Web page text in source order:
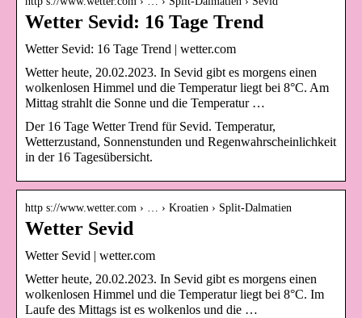
Wetter Sevid: 16 Tage Trend
Wetter Sevid: 16 Tage Trend | wetter.com
Wetter heute, 20.02.2023. In Sevid gibt es morgens einen
wolkenlosen Himmel und die Temperatur liegt bei 8°C. Am
Mittag strahlt die Sonne und die Temperatur …
Der 16 Tage Wetter Trend für Sevid. Temperatur,
Wetterzustand, Sonnenstunden und Regenwahrscheinlichkeit
in der 16 Tagesübersicht.
http s://www.wetter.com › … › Kroatien › Split-Dalmatien
Wetter Sevid
Wetter Sevid | wetter.com
Wetter heute, 20.02.2023. In Sevid gibt es morgens einen
wolkenlosen Himmel und die Temperatur liegt bei 8°C. Im
Laufe des Mittags ist es wolkenlos und die …